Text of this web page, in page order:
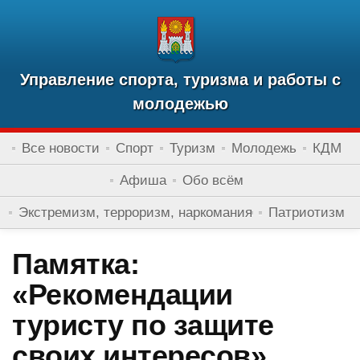
Управление спорта, туризма и работы с
молодежью
Все новости Спорт Туризм Молодежь КДМ
Афиша Обо всём
Экстремизм, терроризм, наркомания Патриотизм
Памятка:
«Рекомендации
туристу по защите